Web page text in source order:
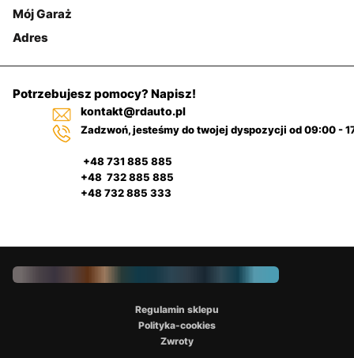
Mój Garaż
Adres
Potrzebujesz pomocy? Napisz!
kontakt@rdauto.pl
Zadzwoń, jesteśmy do twojej dyspozycji od 09:00 -
+48 731 885 885
+48 732 885 885
+48 732 885 333
Regulamin sklepu
Polityka-cookies
Zwroty